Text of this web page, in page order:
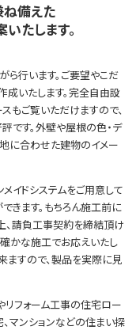
備えた
たします。
行います。ご要望やこだ
成いたします。完全自由設
もご覧いただけますので、
です。外壁や屋根の色・デ
に合わせた建物のイメー
イドシステムをご用意して
きます。もちろん施工前に
、請負工事契約を締結頂け
確かな施工でお応えいたし
ますので、製品を実際に見
フォーム工事の住宅ロー
マンションなどの住まい探